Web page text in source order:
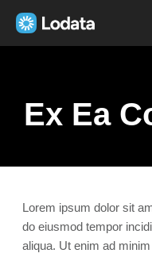
Ex Ea
Lorem ipsum dolor sit
do eiusmod tempor
aliqua. Ut enim ad